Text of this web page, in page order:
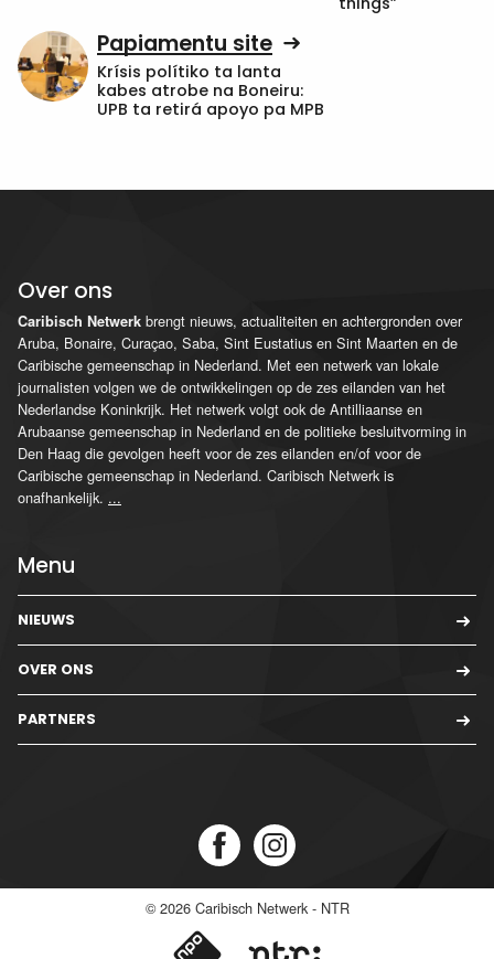
Papiamentu site
Krísis polítiko ta lanta
kabes atrobe na Boneiru:
UPB ta retirá apoyo pa MPB
Over ons
Caribisch Netwerk brengt nieuws, actualiteiten en achtergronden over
Aruba, Bonaire, Curaçao, Saba, Sint Eustatius en Sint Maarten en de
Caribische gemeenschap in Nederland. Met een netwerk van lokale
journalisten volgen we de ontwikkelingen op de zes eilanden van het
Nederlandse Koninkrijk. Het netwerk volgt ook de Antilliaanse en
Arubaanse gemeenschap in Nederland en de politieke besluitvorming in
Den Haag die gevolgen heeft voor de zes eilanden en/of voor de
Caribische gemeenschap in Nederland. Caribisch Netwerk is
onafhankelijk. ...
Menu
NIEUWS
OVER ONS
PARTNERS
© 2026 Caribisch Netwerk - NTR